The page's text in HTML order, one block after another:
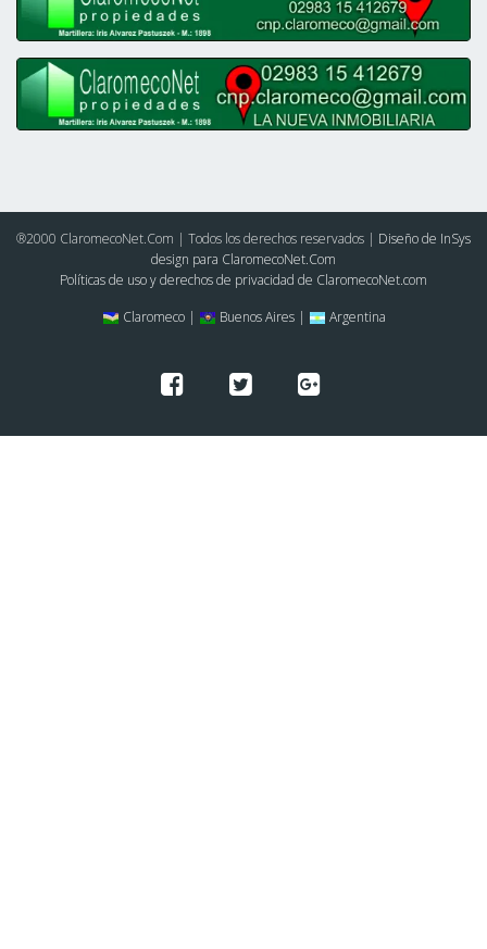
®2000 ClaromecoNet.Com | Todos los derechos reservados | Diseño de InSys
design para ClaromecoNet.Com
Políticas de uso y derechos de privacidad de ClaromecoNet.com
Claromeco |
Buenos Aires | Argentina